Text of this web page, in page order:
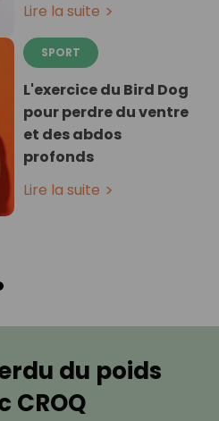
Lire la suite
SPORT
L'exercice du Bird Dog
pour perdre du ventre
et des abdos
profonds
Lire la suite
du poids
CROQ